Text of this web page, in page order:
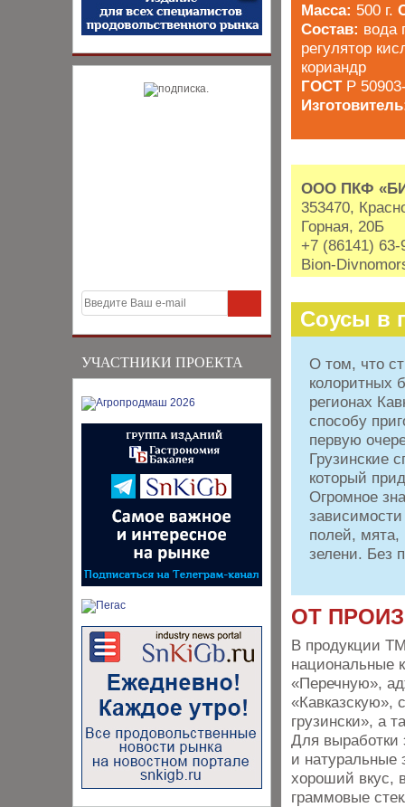
УЧАСТНИКИ ПРОЕКТА
Масса: 500 г.
Состав: вода
регулятор
кориандр
ГОСТ Р
ООО ПКФ
353470,
Горная, 20Б
+7 (86141) 63-
Bion-
Соусы в
О том, что
колоритных
регионах
способу
первую
Грузинские
который
Огромное
полей, мята,
зелени. Без
ОТ
В продукции
национальные
«Перечную»,
грузински», а
Для выработки
и натуральные
хороший вкус,
граммовые